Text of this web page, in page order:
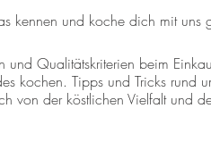
kennen und koche dich mit
und Qualitätskriterien beim
kochen. Tipps und Tricks rund
von der köstlichen Vielfalt und